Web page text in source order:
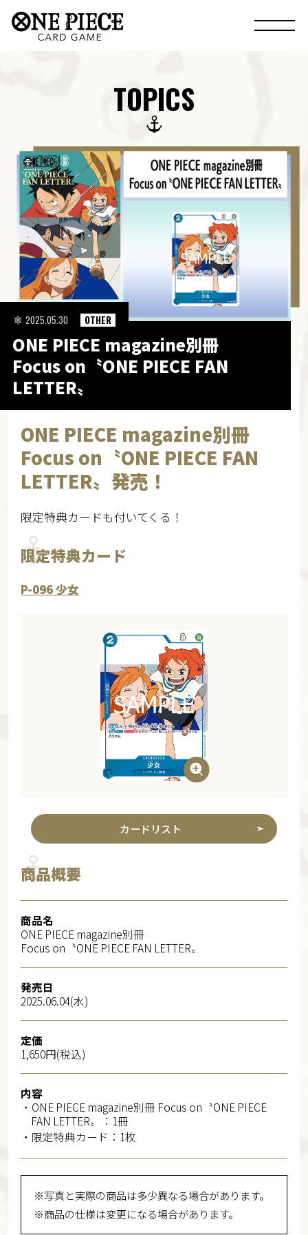
TOPICS
ONE PIECE magazine別冊
Focus on〝ONE PIECE FAN
LETTER〟
2025.05.30 OTHER
ONE PIECE magazine別冊
Focus on〝ONE PIECE FAN
LETTER〟発売！
限定特典カードも付いてくる！
限定特典カード
P-096 少女
カードリスト
商品概要
商品名
ONE PIECE magazine別冊
Focus on〝ONE PIECE FAN LETTER〟
発売日
2025.06.04(水)
定価
1,650円(税込)
内容
・ONE PIECE magazine別冊 Focus on〝ONE PIECE
FAN LETTER〟：1冊
・限定特典カード：1枚
※写真と実際の商品は多少異なる場合があります。
※商品の仕様は変更になる場合があります。